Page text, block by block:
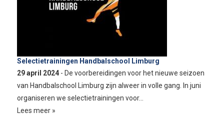
Selectietrainingen Handbalschool Limburg
29 april 2024 - De voorbereidingen voor het nieuwe seizoen
van Handbalschool Limburg zijn alweer in volle gang. In juni
organiseren we selectietrainingen voor…
Lees meer »